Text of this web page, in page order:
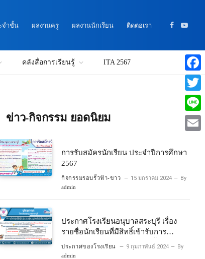
จำชั้น ผลงานครู ผลงานนักเรียน ติดต่อเรา
Facebook
คลังสื่อการเรียนรู้ ITA 2567
ข่าว-กิจกรรม ยอดนิยม
การรับสมัครนักเรียน ประจำปีการศึกษา
2567
กิจกรรมรอบรั้วฟ้า-ขาว 15 มกราคม 2024 By
admin
ประกาศโรงเรียนอนุบาลสระบุรี เรื่อง
รายชื่อนักเรียนที่มีสิทธิ์เข้ารับการ
ประเมินความพร้อมเข้าเรียนชั้นประถม
ศึกษาปีที่ 1 โครงการห้องเรียนพิเศษ
ประกาศของโรงเรียน 9 กุมภาพันธ์ 2024 By
admin
Line